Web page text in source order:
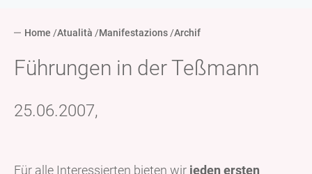
Home Atualità Manifestazions Archif
Führungen in der Teßmann
25.06.2007,
Für alle Interessierten bieten wir jeden ersten